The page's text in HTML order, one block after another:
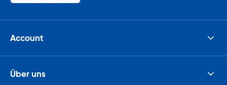
Account
Über uns